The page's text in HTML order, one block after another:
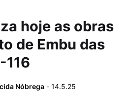
hoje as obras
de Embu das
116
Nóbrega - 14.5.25